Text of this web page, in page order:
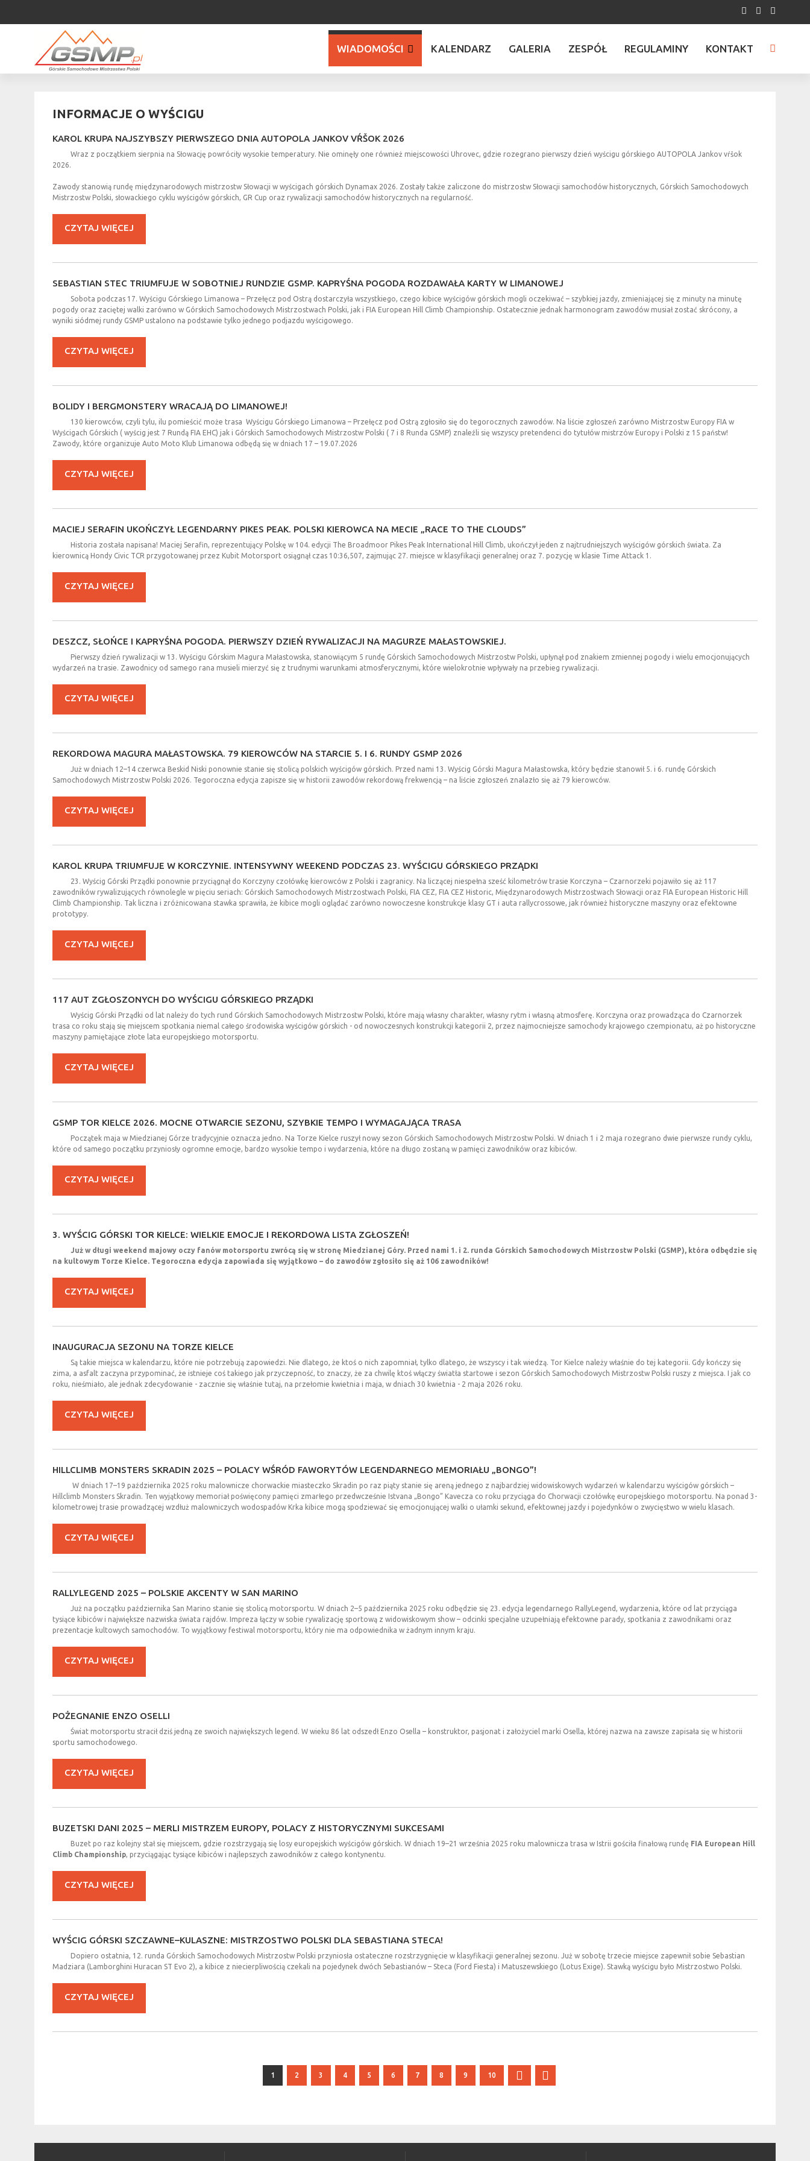
WIADOMOŚCI
INFORMACJE ORGANIZATORÓW
KALENDARZ GALERIA ZESPÓŁ REGULAMINY KONTAKT
INFORMACJE O WYŚCIGU
KAROL KRUPA NAJSZYBSZY PIERWSZEGO DNIA AUTOPOLA JANKOV VŔŠOK 2026
Wraz z początkiem sierpnia na Słowację powróciły wysokie temperatury. Nie ominęły one również miejscowości Uhrovec, gdzie rozegrano pierwszy dzień wyścigu górskiego AUTOPOLA Jankov vŕšok
2026.
Zawody stanowią rundę międzynarodowych mistrzostw Słowacji w wyścigach górskich Dynamax 2026. Zostały także zaliczone do mistrzostw Słowacji samochodów historycznych, Górskich Samochodowych
Mistrzostw Polski, słowackiego cyklu wyścigów górskich, GR Cup oraz rywalizacji samochodów historycznych na regularność.
CZYTAJ WIĘCEJ
SEBASTIAN STEC TRIUMFUJE W SOBOTNIEJ RUNDZIE GSMP. KAPRYŚNA POGODA ROZDAWAŁA KARTY W LIMANOWEJ
Sobota podczas 17. Wyścigu Górskiego Limanowa – Przełęcz pod Ostrą dostarczyła wszystkiego, czego kibice wyścigów górskich mogli oczekiwać – szybkiej jazdy, zmieniającej się z minuty na minutę
pogody oraz zaciętej walki zarówno w Górskich Samochodowych Mistrzostwach Polski, jak i FIA European Hill Climb Championship. Ostatecznie jednak harmonogram zawodów musiał zostać skrócony, a
wyniki siódmej rundy GSMP ustalono na podstawie tylko jednego podjazdu wyścigowego.
CZYTAJ WIĘCEJ
BOLIDY I BERGMONSTERY WRACAJĄ DO LIMANOWEJ!
130 kierowców, czyli tylu, ilu pomieścić może trasa Wyścigu Górskiego Limanowa – Przełęcz pod Ostrą zgłosiło się do tegorocznych zawodów. Na liście zgłoszeń zarówno Mistrzostw Europy FIA w
Wyścigach Górskich ( wyścig jest 7 Rundą FIA EHC) jak i Górskich Samochodowych Mistrzostw Polski ( 7 i 8 Runda GSMP) znaleźli się wszyscy pretendenci do tytułów mistrzów Europy i Polski z 15 państw!
Zawody, które organizuje Auto Moto Klub Limanowa odbędą się w dniach 17 – 19.07.2026
CZYTAJ WIĘCEJ
MACIEJ SERAFIN UKOŃCZYŁ LEGENDARNY PIKES PEAK. POLSKI KIEROWCA NA MECIE „RACE TO THE CLOUDS”
Historia została napisana! Maciej Serafin, reprezentujący Polskę w 104. edycji The Broadmoor Pikes Peak International Hill Climb, ukończył jeden z najtrudniejszych wyścigów górskich świata. Za
kierownicą Hondy Civic TCR przygotowanej przez Kubit Motorsport osiągnął czas 10:36,507, zajmując 27. miejsce w klasyfikacji generalnej oraz 7. pozycję w klasie Time Attack 1.
CZYTAJ WIĘCEJ
DESZCZ, SŁOŃCE I KAPRYŚNA POGODA. PIERWSZY DZIEŃ RYWALIZACJI NA MAGURZE MAŁASTOWSKIEJ.
Pierwszy dzień rywalizacji w 13. Wyścigu Górskim Magura Małastowska, stanowiącym 5 rundę Górskich Samochodowych Mistrzostw Polski, upłynął pod znakiem zmiennej pogody i wielu emocjonujących
wydarzeń na trasie. Zawodnicy od samego rana musieli mierzyć się z trudnymi warunkami atmosferycznymi, które wielokrotnie wpływały na przebieg rywalizacji.
CZYTAJ WIĘCEJ
REKORDOWA MAGURA MAŁASTOWSKA. 79 KIEROWCÓW NA STARCIE 5. I 6. RUNDY GSMP 2026
Już w dniach 12–14 czerwca Beskid Niski ponownie stanie się stolicą polskich wyścigów górskich. Przed nami 13. Wyścig Górski Magura Małastowska, który będzie stanowił 5. i 6. rundę Górskich
Samochodowych Mistrzostw Polski 2026. Tegoroczna edycja zapisze się w historii zawodów rekordową frekwencją – na liście zgłoszeń znalazło się aż 79 kierowców.
CZYTAJ WIĘCEJ
KAROL KRUPA TRIUMFUJE W KORCZYNIE. INTENSYWNY WEEKEND PODCZAS 23. WYŚCIGU GÓRSKIEGO PRZĄDKI
23. Wyścig Górski Prządki ponownie przyciągnął do Korczyny czołówkę kierowców z Polski i zagranicy. Na liczącej niespełna sześć kilometrów trasie Korczyna – Czarnorzeki pojawiło się aż 117
zawodników rywalizujących równolegle w pięciu seriach: Górskich Samochodowych Mistrzostwach Polski, FIA CEZ, FIA CEZ Historic, Międzynarodowych Mistrzostwach Słowacji oraz FIA European Historic Hill
Climb Championship. Tak liczna i zróżnicowana stawka sprawiła, że kibice mogli oglądać zarówno nowoczesne konstrukcje klasy GT i auta rallycrossowe, jak również historyczne maszyny oraz efektowne
prototypy.
CZYTAJ WIĘCEJ
117 AUT ZGŁOSZONYCH DO WYŚCIGU GÓRSKIEGO PRZĄDKI
Wyścig Górski Prządki od lat należy do tych rund Górskich Samochodowych Mistrzostw Polski, które mają własny charakter, własny rytm i własną atmosferę. Korczyna oraz prowadząca do Czarnorzek
trasa co roku stają się miejscem spotkania niemal całego środowiska wyścigów górskich - od nowoczesnych konstrukcji kategorii 2, przez najmocniejsze samochody krajowego czempionatu, aż po historyczne
maszyny pamiętające złote lata europejskiego motorsportu.
CZYTAJ WIĘCEJ
GSMP TOR KIELCE 2026. MOCNE OTWARCIE SEZONU, SZYBKIE TEMPO I WYMAGAJĄCA TRASA
Początek maja w Miedzianej Górze tradycyjnie oznacza jedno. Na Torze Kielce ruszył nowy sezon Górskich Samochodowych Mistrzostw Polski. W dniach 1 i 2 maja rozegrano dwie pierwsze rundy cyklu,
które od samego początku przyniosły ogromne emocje, bardzo wysokie tempo i wydarzenia, które na długo zostaną w pamięci zawodników oraz kibiców.
CZYTAJ WIĘCEJ
3. WYŚCIG GÓRSKI TOR KIELCE: WIELKIE EMOCJE I REKORDOWA LISTA ZGŁOSZEŃ!
Już w długi weekend majowy oczy fanów motorsportu zwrócą się w stronę Miedzianej Góry. Przed nami 1. i 2. runda Górskich Samochodowych Mistrzostw Polski (GSMP), która odbędzie się
na kultowym Torze Kielce. Tegoroczna edycja zapowiada się wyjątkowo – do zawodów zgłosiło się aż 106 zawodników!
CZYTAJ WIĘCEJ
INAUGURACJA SEZONU NA TORZE KIELCE
Są takie miejsca w kalendarzu, które nie potrzebują zapowiedzi. Nie dlatego, że ktoś o nich zapomniał, tylko dlatego, że wszyscy i tak wiedzą. Tor Kielce należy właśnie do tej kategorii. Gdy kończy się
zima, a asfalt zaczyna przypominać, że istnieje coś takiego jak przyczepność, to znaczy, że za chwilę ktoś włączy światła startowe i sezon Górskich Samochodowych Mistrzostw Polski ruszy z miejsca. I jak co
roku, nieśmiało, ale jednak zdecydowanie - zacznie się właśnie tutaj, na przełomie kwietnia i maja, w dniach 30 kwietnia - 2 maja 2026 roku.
CZYTAJ WIĘCEJ
HILLCLIMB MONSTERS SKRADIN 2025 – POLACY WŚRÓD FAWORYTÓW LEGENDARNEGO MEMORIAŁU „BONGO”!
W dniach 17–19 października 2025 roku malownicze chorwackie miasteczko Skradin po raz piąty stanie się areną jednego z najbardziej widowiskowych wydarzeń w kalendarzu wyścigów górskich –
Hillclimb Monsters Skradin. Ten wyjątkowy memoriał poświęcony pamięci zmarłego przedwcześnie Istvana „Bongo” Kavecza co roku przyciąga do Chorwacji czołówkę europejskiego motorsportu. Na ponad 3-
kilometrowej trasie prowadzącej wzdłuż malowniczych wodospadów Krka kibice mogą spodziewać się emocjonującej walki o ułamki sekund, efektownej jazdy i pojedynków o zwycięstwo w wielu klasach.
CZYTAJ WIĘCEJ
RALLYLEGEND 2025 – POLSKIE AKCENTY W SAN MARINO
Już na początku października San Marino stanie się stolicą motorsportu. W dniach 2–5 października 2025 roku odbędzie się 23. edycja legendarnego RallyLegend, wydarzenia, które od lat przyciąga
tysiące kibiców i największe nazwiska świata rajdów. Impreza łączy w sobie rywalizację sportową z widowiskowym show – odcinki specjalne uzupełniają efektowne parady, spotkania z zawodnikami oraz
prezentacje kultowych samochodów. To wyjątkowy festiwal motorsportu, który nie ma odpowiednika w żadnym innym kraju.
CZYTAJ WIĘCEJ
POŻEGNANIE ENZO OSELLI
Świat motorsportu stracił dziś jedną ze swoich największych legend. W wieku 86 lat odszedł Enzo Osella – konstruktor, pasjonat i założyciel marki Osella, której nazwa na zawsze zapisała się w historii
sportu samochodowego.
CZYTAJ WIĘCEJ
BUZETSKI DANI 2025 – MERLI MISTRZEM EUROPY, POLACY Z HISTORYCZNYMI SUKCESAMI
Buzet po raz kolejny stał się miejscem, gdzie rozstrzygają się losy europejskich wyścigów górskich. W dniach 19–21 września 2025 roku malownicza trasa w Istrii gościła finałową rundę FIA European Hill
Climb Championship, przyciągając tysiące kibiców i najlepszych zawodników z całego kontynentu.
CZYTAJ WIĘCEJ
WYŚCIG GÓRSKI SZCZAWNE–KULASZNE: MISTRZOSTWO POLSKI DLA SEBASTIANA STECA!
Dopiero ostatnia, 12. runda Górskich Samochodowych Mistrzostw Polski przyniosła ostateczne rozstrzygnięcie w klasyfikacji generalnej sezonu. Już w sobotę trzecie miejsce zapewnił sobie Sebastian
Madziara (Lamborghini Huracan ST Evo 2), a kibice z niecierpliwością czekali na pojedynek dwóch Sebastianów – Steca (Ford Fiesta) i Matuszewskiego (Lotus Exige). Stawką wyścigu było Mistrzostwo Polski.
CZYTAJ WIĘCEJ
1 2 3 4 5 6 7 8 9 10